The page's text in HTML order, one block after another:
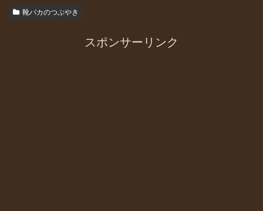
靴バカのつぶやき
スポンサーリンク